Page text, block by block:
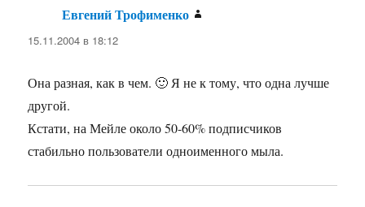
Евгений Трофименко
15.11.2004 в 18:12
Она разная, как в чем. 🙂 Я не к тому, что одна лучше
другой.
Кстати, на Мейле около 50-60% подписчиков
стабильно пользователи одноименного мыла.